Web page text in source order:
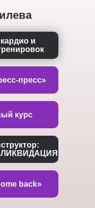
пресс»
курс
ЛИКВИДАЦИЯ
back»
и